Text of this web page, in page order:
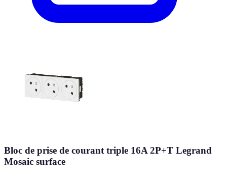
Bloc de prise de courant triple 16A 2P+T Legrand
Mosaic surface